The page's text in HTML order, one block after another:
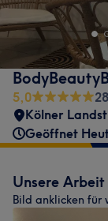
5,0
Kölner
Geöffnet
Unsere Arbeit
Bild anklicken für